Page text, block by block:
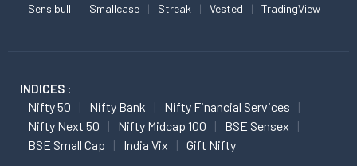
Sensibull Smallcase Streak Vested TradingView
INDICES :
Nifty 50 Nifty Bank
Nifty Financial Services
Nifty Next 50
Nifty Midcap 100
BSE Sensex
BSE Small Cap
India Vix Gift Nifty